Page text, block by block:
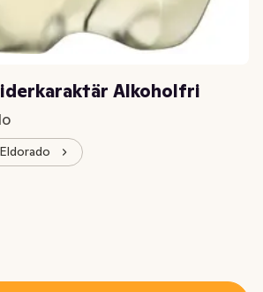
Alkoholfri
kr